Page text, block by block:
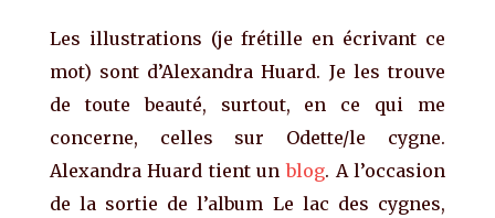
Les illustrations (je frétille en écrivant ce
mot) sont d’Alexandra Huard. Je les trouve
de toute beauté, surtout, en ce qui me
concerne, celles sur Odette/le cygne.
Alexandra Huard tient unblog. A l’occasion
de la sortie de l’album Le lac des cygnes,